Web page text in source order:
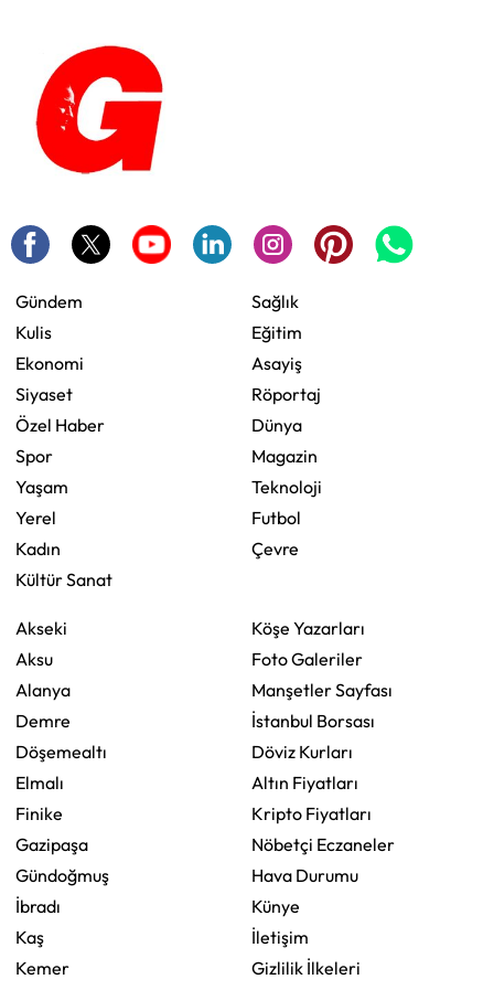
Gündem
Kulis
Ekonomi
Siyaset
Özel Haber
Spor
Yaşam
Yerel
Kadın
Kültür Sanat
Sağlık
Eğitim
Asayiş
Röportaj
Dünya
Magazin
Teknoloji
Futbol
Çevre
Akseki
Aksu
Alanya
Demre
Döşemealtı
Elmalı
Finike
Gazipaşa
Gündoğmuş
İbradı
Kaş
Kemer
Köşe Yazarları
Foto Galeriler
Manşetler Sayfası
İstanbul Borsası
Döviz Kurları
Altın Fiyatları
Kripto Fiyatları
Nöbetçi Eczaneler
Hava Durumu
Künye
İletişim
Gizlilik İlkeleri